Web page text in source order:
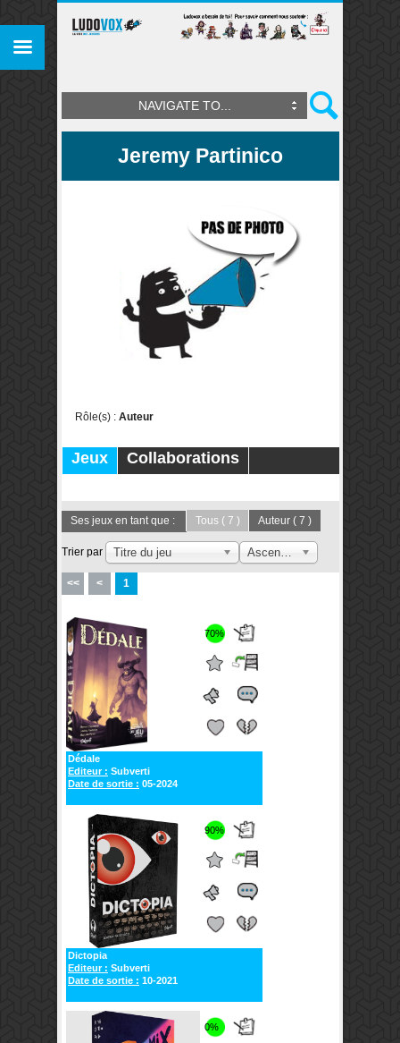
NAVIGATE TO...
Jeremy Partinico
Rôle(s) : Auteur
Jeux
Collaborations
Ses jeux en tant que : Tous ( 7 ) Auteur ( 7 )
Trier par Titre du jeu
<< < 1
70%
Dédale
Editeur : Subverti
Date de sortie : 05-2024
90%
Dictopia
Editeur : Subverti
Date de sortie : 10-2021
0%